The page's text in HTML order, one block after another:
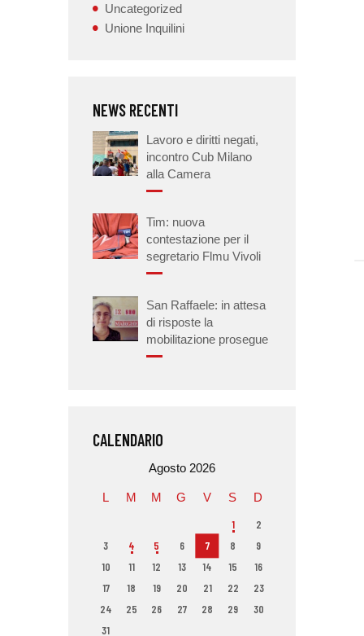
Uncategorized
Unione Inquilini
NEWS RECENTI
Lavoro e diritti negati,
incontro Cub Milano
alla Camera
Tim: nuova
contestazione per il
segretario Flmu Vivoli
San Raffaele: in attesa
di risposte la
mobilitazione prosegue
CALENDARIO
Agosto 2026
L M M G V S D
1
2
3
4 5 6 7 8
9
10
11 12 13 14 15
16
17
18 19 20 21 22
23
24
25 26 27 28 29
30
31